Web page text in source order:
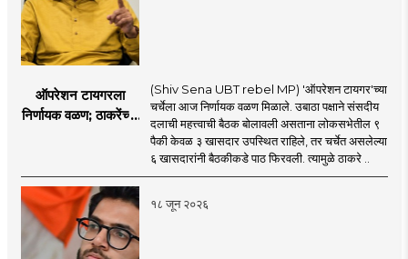
ऑपरेशन टायगरला
निर्णायक वळण; ठाकरेंच्या
विलीन होण्याचा प्रस्ताव?
(Shiv Sena UBT rebel MP) 'ऑपरेशन टायगर'च्या
चर्चेला आज निर्णायक वळण मिळाले. उबाठा पक्षाने संसदीय
दलाची महत्त्वाची बैठक बोलावली असताना लोकसभेतील ९
पैकी केवळ ३ खासदार उपस्थित राहिले, तर चर्चेत असलेल्या
६ खासदारांनी बैठकीकडे पाठ फिरवली. त्यामुळे ठाकरे ..
१८ जून २०२६